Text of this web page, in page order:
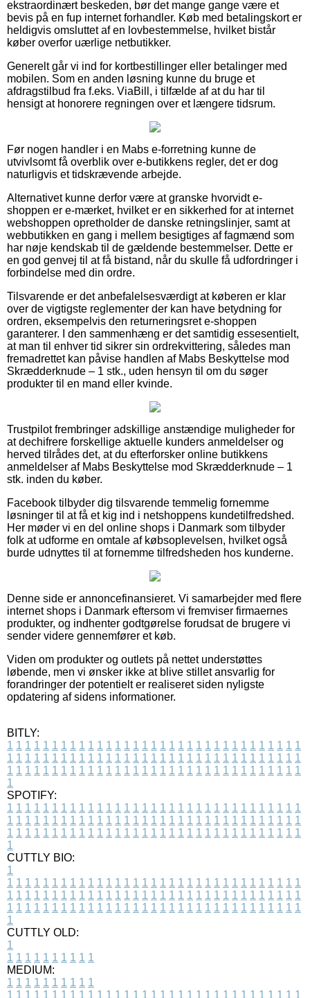
ekstraordinært beskeden, bør det mange gange være et
bevis på en fup internet forhandler. Køb med betalingskort er
heldigvis omsluttet af en lovbestemmelse, hvilket bistår
køber overfor uærlige netbutikker.
Generelt går vi ind for kortbestillinger eller betalinger med
mobilen. Som en anden løsning kunne du bruge et
afdragstilbud fra f.eks. ViaBill, i tilfælde af at du har til
hensigt at honorere regningen over et længere tidsrum.
Før nogen handler i en Mabs e-forretning kunne de
utvivlsomt få overblik over e-butikkens regler, det er dog
naturligvis et tidskrævende arbejde.
Alternativet kunne derfor være at granske hvorvidt e-
shoppen er e-mærket, hvilket er en sikkerhed for at internet
webshoppen opretholder de danske retningslinjer, samt at
webbutikken en gang i mellem besigtiges af fagmænd som
har nøje kendskab til de gældende bestemmelser. Dette er
en god genvej til at få bistand, når du skulle få udfordringer i
forbindelse med din ordre.
Tilsvarende er det anbefalelsesværdigt at køberen er klar
over de vigtigste reglementer der kan have betydning for
ordren, eksempelvis den returneringsret e-shoppen
garanterer. I den sammenhæng er det samtidig essesentielt,
at man til enhver tid sikrer sin ordrekvittering, således man
fremadrettet kan påvise handlen af Mabs Beskyttelse mod
Skrædderknude – 1 stk., uden hensyn til om du søger
produkter til en mand eller kvinde.
Trustpilot frembringer adskillige anstændige muligheder for
at dechifrere forskellige aktuelle kunders anmeldelser og
herved tilrådes det, at du efterforsker online butikkens
anmeldelser af Mabs Beskyttelse mod Skrædderknude – 1
stk. inden du køber.
Facebook tilbyder dig tilsvarende temmelig fornemme
løsninger til at få et kig ind i netshoppens kundetilfredshed.
Her møder vi en del online shops i Danmark som tilbyder
folk at udforme en omtale af købsoplevelsen, hvilket også
burde udnyttes til at fornemme tilfredsheden hos kunderne.
Denne side er annoncefinansieret. Vi samarbejder med flere
internet shops i Danmark eftersom vi fremviser firmaernes
produkter, og indhenter godtgørelse forudsat de brugere vi
sender videre gennemfører et køb.
Viden om produkter og outlets på nettet understøttes
løbende, men vi ønsker ikke at blive stillet ansvarlig for
forandringer der potentielt er realiseret siden nyligste
opdatering af sidens informationer.
BITLY:
1 1 1 1 1 1 1 1 1 1 1 1 1 1 1 1 1 1 1 1 1 1 1 1 1 1 1 1 1 1 1 1 1
1 1 1 1 1 1 1 1 1 1 1 1 1 1 1 1 1 1 1 1 1 1 1 1 1 1 1 1 1 1 1 1 1
1 1 1 1 1 1 1 1 1 1 1 1 1 1 1 1 1 1 1 1 1 1 1 1 1 1 1 1 1 1 1 1 1
1
SPOTIFY:
1 1 1 1 1 1 1 1 1 1 1 1 1 1 1 1 1 1 1 1 1 1 1 1 1 1 1 1 1 1 1 1 1
1 1 1 1 1 1 1 1 1 1 1 1 1 1 1 1 1 1 1 1 1 1 1 1 1 1 1 1 1 1 1 1 1
1 1 1 1 1 1 1 1 1 1 1 1 1 1 1 1 1 1 1 1 1 1 1 1 1 1 1 1 1 1 1 1 1
1
CUTTLY BIO:
1
1 1 1 1 1 1 1 1 1 1 1 1 1 1 1 1 1 1 1 1 1 1 1 1 1 1 1 1 1 1 1 1 1
1 1 1 1 1 1 1 1 1 1 1 1 1 1 1 1 1 1 1 1 1 1 1 1 1 1 1 1 1 1 1 1 1
1 1 1 1 1 1 1 1 1 1 1 1 1 1 1 1 1 1 1 1 1 1 1 1 1 1 1 1 1 1 1 1 1
1
CUTTLY OLD:
1
1 1 1 1 1 1 1 1 1 1
MEDIUM:
1 1 1 1 1 1 1 1 1 1
1 1 1 1 1 1 1 1 1 1 1 1 1 1 1 1 1 1 1 1 1 1 1 1 1 1 1 1 1 1 1 1 1